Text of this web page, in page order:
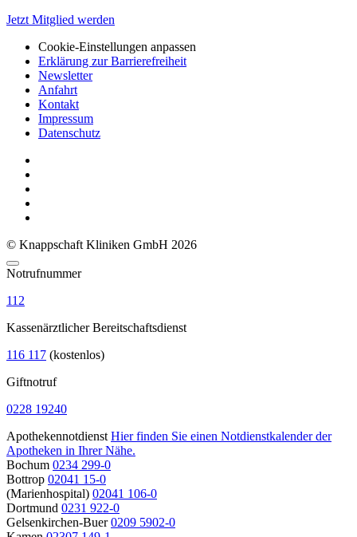
Jetzt Mitglied werden
Cookie-Einstellungen anpassen
Erklärung zur Barrierefreiheit
Newsletter
Anfahrt
Kontakt
Impressum
Datenschutz
© Knappschaft Kliniken GmbH 2026
Notrufnummer
112
Kassenärztlicher Bereitschaftsdienst
116 117 (kostenlos)
Giftnotruf
0228 19240
Apothekennotdienst Hier finden Sie einen Notdienstkalender der
Apotheken in Ihrer Nähe.
Bochum 0234 299-0
Bottrop 02041 15-0
(Marienhospital) 02041 106-0
Dortmund 0231 922-0
Gelsenkirchen-Buer 0209 5902-0